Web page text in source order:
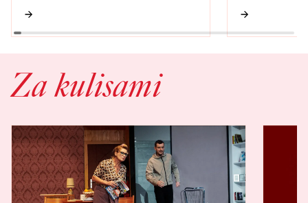
Za kulisami